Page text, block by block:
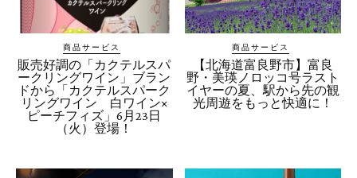
商品サービス
販売好調の「カクテルスパ
ークリングワイン」ブラン
ドから「カクテルスパーク
リングワイン 白ワイン×
ピーチフィズ」6月23日
（火）登場！
商品サービス
【北海道富良野市】富良
野・美瑛ノロッコ号ラスト
イヤーの夏、駅から先の観
光周遊をもっと快適に！